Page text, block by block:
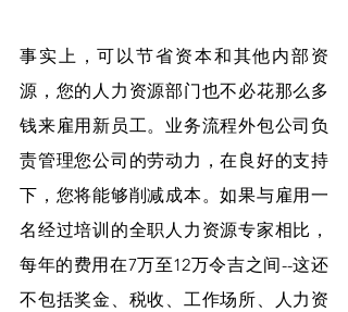
事实上，可以节省资本和其他内部资
源，您的人力资源部门也不必花那么多
钱来雇用新员工。业务流程外包公司负
责管理您公司的劳动力，在良好的支持
下，您将能够削减成本。如果与雇用一
名经过培训的全职人力资源专家相比，
每年的费用在7万至12万令吉之间--这还
不包括奖金、税收、工作场所、人力资